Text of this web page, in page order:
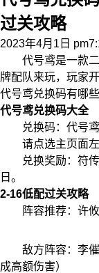
过关攻略
2023年4月1日
代号鸢是一款二
牌配队来玩，玩家
代号鸢兑换码有哪
代号鸢兑换码大全
兑换码：代号鸢
请点选主页面左
兑换奖励：符传
日。
2-16低配过关攻略
阵容推荐：许攸
敌方阵容：李催
成高额伤害）